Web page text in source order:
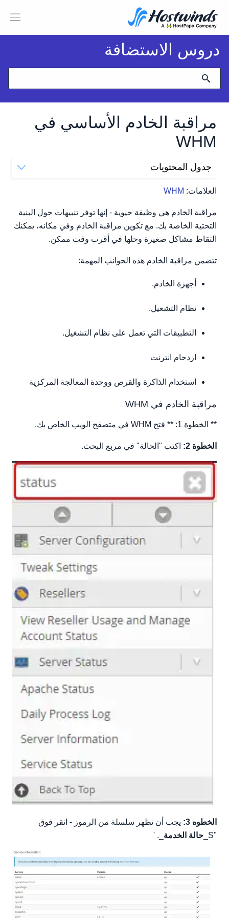
دروس الاستضافة
مراقبة الخادم الأساسي في
WHM
العلامات: WHM
جدول المحتويات
الأساسيات الثلاثة لمراقبة الخادم
مراقبة الخادم هي وظيفة حيوية - إنها توفر تنبيهات حول البنية
التحتية الخاصة بك. مع تكوين مراقبة الخادم وفي مكانه، يمكنك
التقاط مشاكل صغيرة وحلها في أقرب وقت ممكن.
تتضمن مراقبة الخادم هذه الجوانب المهمة:
أجهزة الخادم.
نظام التشغيل.
التطبيقات التي تعمل على نظام التشغيل.
ازدحام انترنت
استخدام الذاكرة والقرص ووحدة المعالجة المركزية
مراقبة الخادم في WHM
** الخطوة 1: ** فتح WHM في متصفح الويب الخاص بك.
الخطوة 2: اكتب "الحالة" في مربع البحث.
الخطوه 3:
يجب أن تظهر سلسلة من الرموز - انقر فوق
"S_
حالة الخدمة _. '